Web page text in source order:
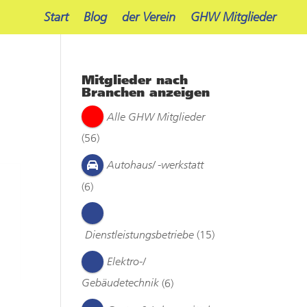
Start Blog der Verein GHW Mitglieder
Mitglieder nach
Branchen anzeigen
Alle GHW Mitglieder
(56)
Autohaus/ -werkstatt
(6)
Dienstleistungsbetriebe (15)
Elektro-/
Gebäudetechnik (6)